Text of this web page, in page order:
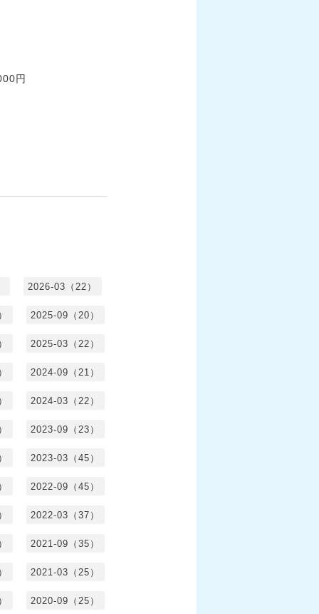
円
2026-03（22）
2025-09（20）
2025-03（22）
2024-09（21）
2024-03（22）
2023-09（23）
2023-03（45）
2022-09（45）
2022-03（37）
2021-09（35）
2021-03（25）
2020-09（25）